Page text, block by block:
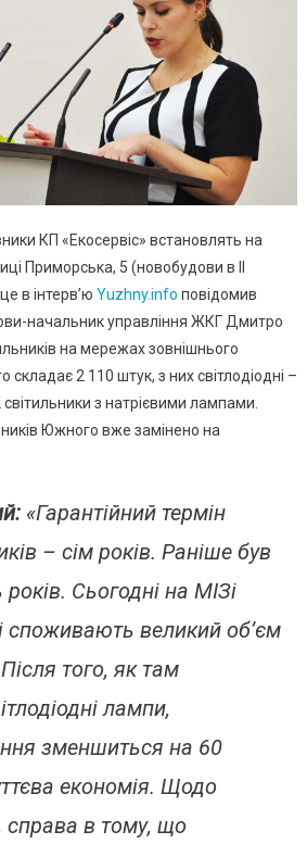
КП «Екосервіс» встановлять на
Приморська, 5 (новобудови в II
в інтерв’ю Yuzhny.info повідомив
начальник управління ЖКГ Дмитро
на мережах зовнішнього
складає 2 110 штук, з них світлодіодні –
з натрієвими лампами.
Южного вже замінено на
«Гарантійний термін
– сім років. Раніше був
Сьогодні на МІЗі
споживають великий об’єм
того, як там
лампи,
зменшиться на 60
економія. Щодо
справа в тому, що